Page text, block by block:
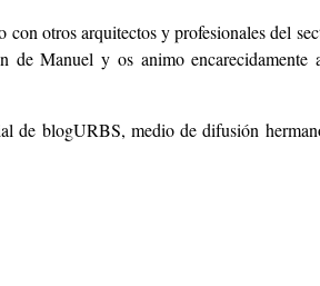
con otros arquitectos y profesionales del
de Manuel y os animo encarecidamente
de blogURBS, medio de difusión